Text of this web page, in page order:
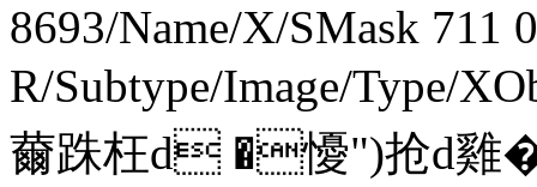
8693/Name/X/SMask 711 0
R/Subtype/Image/Type/
薾跦枉d �懮")抢d雞�